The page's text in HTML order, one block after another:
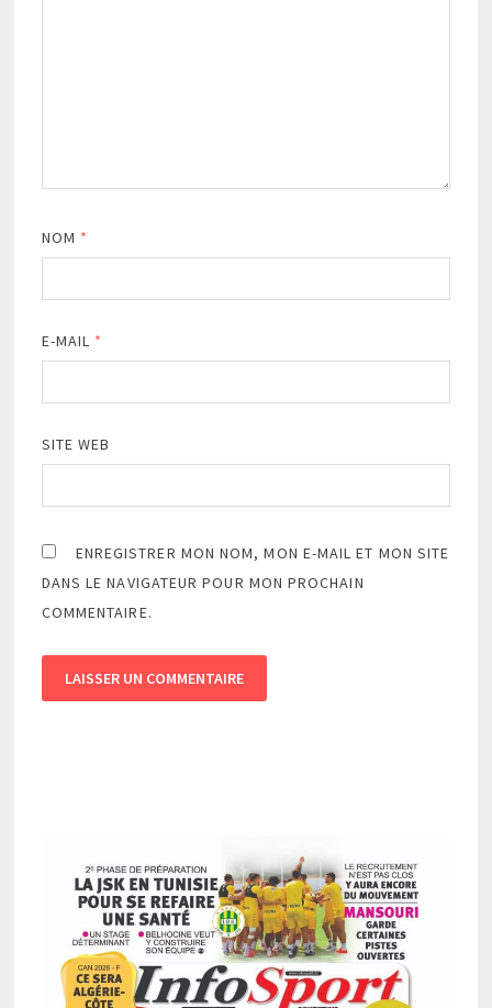
NOM *
E-MAIL *
SITE WEB
ENREGISTRER MON NOM, MON E-MAIL ET MON SITE
DANS LE NAVIGATEUR POUR MON PROCHAIN
COMMENTAIRE.